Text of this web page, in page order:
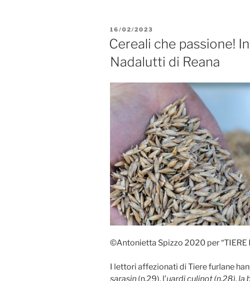
PUBBLICATO
IL
16/02/2023
Cereali che passione!
Nadalutti di Reana
©Antonietta Spizzo 2020 per “TIERE
I lettori affezionati di Tiere furlane
sarasin (n.29), l’uardi culinot (n.28), la